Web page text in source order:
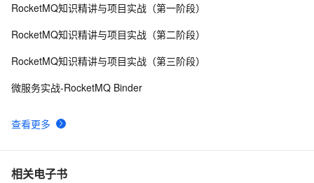
证消息可靠性（三）
10RabbitMQ的工作模式
查看更多
RocketMQ知识精讲与项目实战（第一阶段）
RocketMQ知识精讲与项目实战（第二阶段）
RocketMQ知识精讲与项目实战（第三阶段）
微服务实战-RocketMQ Binder
相关电子书